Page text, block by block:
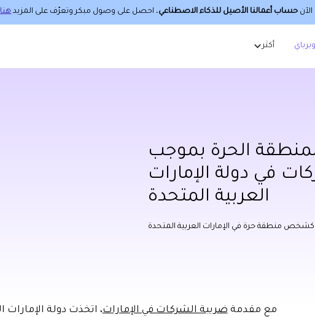
حساب أعمالنا الأصيل للذكاء الاصطناعي، احصل على وصول مبكر وتعرّف على المزيد
أكثر
الحرة بموجب
في دولة الإمارات
العربية المتحدة
كشخص منطقة حرة في الإمارات العربية المتحدة
مع مقدمةضريبة الشركات في الإمارات، اتخذت دولة